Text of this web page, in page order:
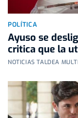
POLÍTICA
Ayuso se
critica que la
NOTICIAS TALDEA